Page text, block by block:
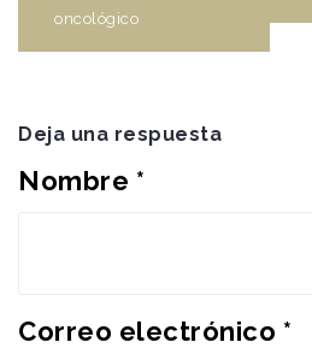
oncológico
Deja una respuesta
Nombre *
Correo electrónico *